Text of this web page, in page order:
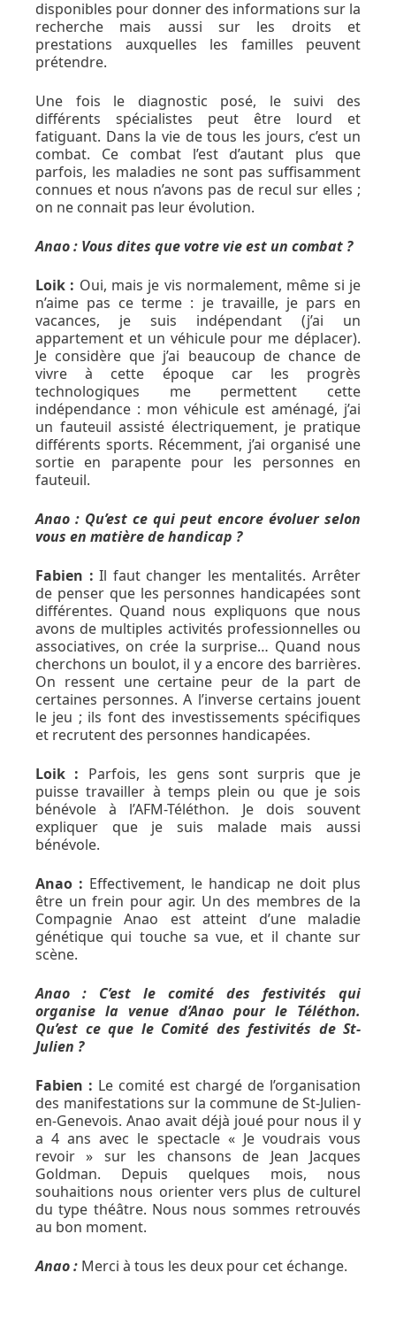
disponibles pour donner des informations sur la
recherche mais aussi sur les droits et
prestations auxquelles les familles peuvent
prétendre.
Une fois le diagnostic posé, le suivi des
différents spécialistes peut être lourd et
fatiguant. Dans la vie de tous les jours, c’est un
combat. Ce combat l’est d’autant plus que
parfois, les maladies ne sont pas suffisamment
connues et nous n’avons pas de recul sur elles ;
on ne connait pas leur évolution.
Anao : Vous dites que votre vie est un combat ?
Loik : Oui, mais je vis normalement, même si je
n’aime pas ce terme : je travaille, je pars en
vacances, je suis indépendant (j’ai un
appartement et un véhicule pour me déplacer).
Je considère que j’ai beaucoup de chance de
vivre à cette époque car les progrès
technologiques me permettent cette
indépendance : mon véhicule est aménagé, j’ai
un fauteuil assisté électriquement, je pratique
différents sports. Récemment, j’ai organisé une
sortie en parapente pour les personnes en
fauteuil.
Anao : Qu’est ce qui peut encore évoluer selon
vous en matière de handicap ?
Fabien : Il faut changer les mentalités. Arrêter
de penser que les personnes handicapées sont
différentes. Quand nous expliquons que nous
avons de multiples activités professionnelles ou
associatives, on crée la surprise… Quand nous
cherchons un boulot, il y a encore des barrières.
On ressent une certaine peur de la part de
certaines personnes. A l’inverse certains jouent
le jeu ; ils font des investissements spécifiques
et recrutent des personnes handicapées.
Loik : Parfois, les gens sont surpris que je
puisse travailler à temps plein ou que je sois
bénévole à l’AFM-Téléthon. Je dois souvent
expliquer que je suis malade mais aussi
bénévole.
Anao : Effectivement, le handicap ne doit plus
être un frein pour agir. Un des membres de la
Compagnie Anao est atteint d’une maladie
génétique qui touche sa vue, et il chante sur
scène.
Anao : C’est le comité des festivités qui
organise la venue d’Anao pour le Téléthon.
Qu’est ce que le Comité des festivités de St-
Julien ?
Fabien : Le comité est chargé de l’organisation
des manifestations sur la commune de St-Julien-
en-Genevois. Anao avait déjà joué pour nous il y
a 4 ans avec le spectacle « Je voudrais vous
revoir » sur les chansons de Jean Jacques
Goldman. Depuis quelques mois, nous
souhaitions nous orienter vers plus de culturel
du type théâtre. Nous nous sommes retrouvés
au bon moment.
Anao : Merci à tous les deux pour cet échange.